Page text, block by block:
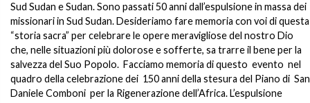
Sud Sudan e Sudan. Sono passati 50 anni dall’espulsione in massa dei
missionari in Sud Sudan. Desideriamo fare memoria con voi di questa
“storia sacra” per celebrare le opere meravigliose del nostro Dio
che, nelle situazioni più dolorose e sofferte, sa trarre il bene per la
salvezza del Suo Popolo. Facciamo memoria di questo evento nel
quadro della celebrazione dei 150 anni della stesura del Piano di San
Daniele Comboni per la Rigenerazione dell’Africa. L’espulsione